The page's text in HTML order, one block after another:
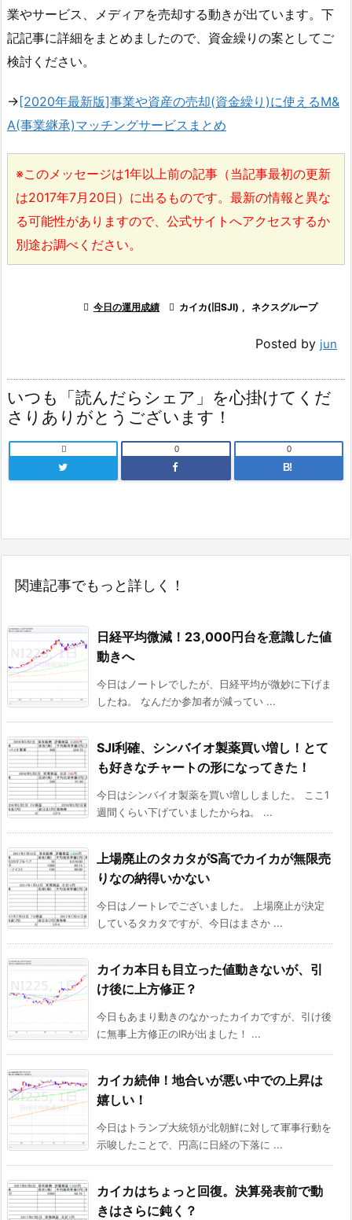
業やサービス、メディアを売却する動きが出ています。下
記記事に詳細をまとめましたので、資金繰りの案としてご
検討ください。
→[2020年最新版]事業や資産の売却(資金繰り)に使えるM&
A(事業継承)マッチングサービスまとめ
※このメッセージは1年以上前の記事（当記事最初の更新
は2017年7月20日）に出るものです。最新の情報と異な
る可能性がありますので、公式サイトへアクセスするか
別途お調べください。
 今日の運用成績  カイカ(旧SJI) , ネクスグループ
Posted by jun
いつも「読んだらシェア」を心掛けてくだ
さりありがとうございます！
 0
B!
0
関連記事でもっと詳しく！
日経平均微減！23,000円台を意識した値
動きへ
今日はノートレでしたが、日経平均が微妙に下げま
したね。 なんだか参加者が減ってい ...
SJI利確、シンバイオ製薬買い増し！とて
も好きなチャートの形になってきた！
今日はシンバイオ製薬を買い増ししました。 ここ1
週間くらい下げていましたからね。 ...
上場廃止のタカタがS高でカイカが無限売
りなの納得いかない
今日はノートレでございました。 上場廃止が決定
しているタカタですが、今日はまさか ...
カイカ本日も目立った値動きないが、引
け後に上方修正？
今日もあまり動きのなかったカイカですが、引け後
に無事上方修正のIRが出ました！ ...
カイカ続伸！地合いが悪い中での上昇は
嬉しい！
今日はトランプ大統領が北朝鮮に対して軍事行動を
示唆したことで、円高に日経の下落に ...
カイカはちょっと回復。決算発表前で動
きはさらに鈍く？